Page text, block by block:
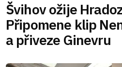
Švihov ožije
Připomene klip
a přiveze Ginevru